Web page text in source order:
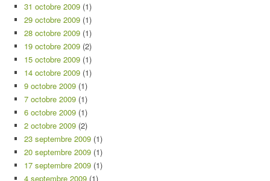
31 octobre 2009 (1)
29 octobre 2009 (1)
28 octobre 2009 (1)
19 octobre 2009 (2)
15 octobre 2009 (1)
14 octobre 2009 (1)
9 octobre 2009 (1)
7 octobre 2009 (1)
6 octobre 2009 (1)
2 octobre 2009 (2)
23 septembre 2009 (1)
20 septembre 2009 (1)
17 septembre 2009 (1)
4 septembre 2009 (1)